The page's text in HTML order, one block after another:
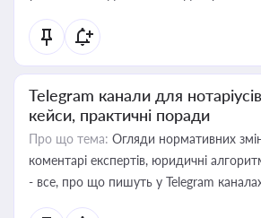
Telegram канали для
кейси, практичні поради
Про що тема: Огляди нормативних
коментарі експертів, юридичні
- все, про що пишуть у Telegram